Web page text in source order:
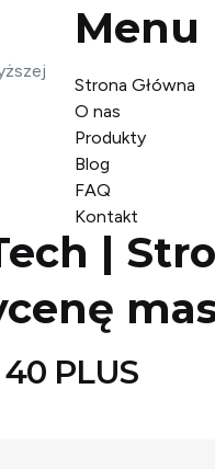
Menu
Strona Główna
O nas
Produkty
Blog
FAQ
Kontakt
|
PLUS